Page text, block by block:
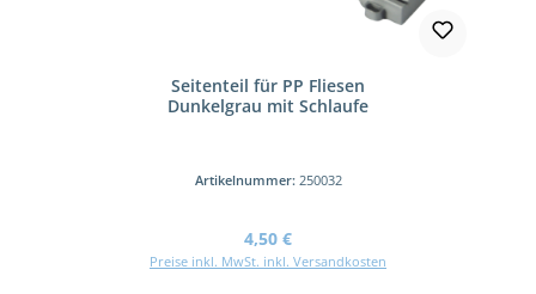
Seitenteil für PP Fliesen
Dunkelgrau mit Schlaufe
Artikelnummer: 250032
Regulärer Preis:
4,50 €
Preise inkl. MwSt. inkl. Versandkosten